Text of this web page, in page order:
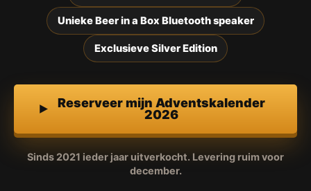
Unieke Beer in a Box Bluetooth speaker
Exclusieve Silver Edition
Reserveer mijn Adventskalender
2026
Sinds 2021 ieder jaar uitverkocht. Levering ruim voor
december.